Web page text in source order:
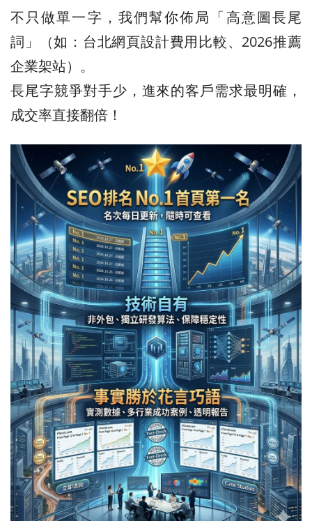
不只做單一字，我們幫你佈局「高意圖長尾
詞」（如：台北網頁設計費用比較、2026推薦
企業架站）。
長尾字競爭對手少，進來的客戶需求最明確，
成交率直接翻倍！